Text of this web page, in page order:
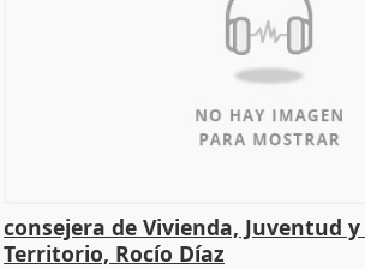
consejera de Vivienda, Juventud
Territorio, Rocío Díaz